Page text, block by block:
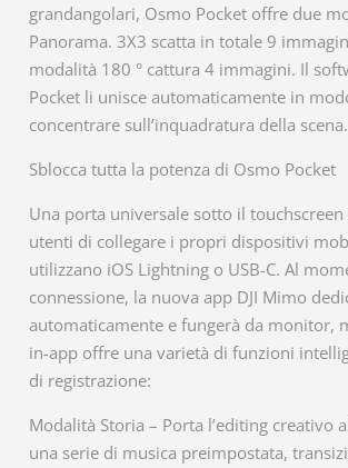
grandangolari, Osmo Pocket offre due
Panorama. 3X3 scatta in totale 9
modalità 180 ° cattura 4 immagini. Il
Pocket li unisce automaticamente in
concentrare sull’inquadratura della scena.
Sblocca tutta la potenza di Osmo Pocket
Una porta universale sotto il touchscreen
utenti di collegare i propri dispositivi
utilizzano iOS Lightning o USB-C. Al
connessione, la nuova app DJI Mimo
automaticamente e fungerà da monitor,
in-app offre una varietà di funzioni
di registrazione:
Modalità Storia – Porta l’editing creativo
una serie di musica preimpostata,